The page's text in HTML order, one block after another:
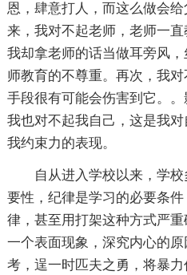
恩，肆意打人，而这么做会
来，我对不起老师，老师一
我却拿老师的话当做耳旁风
师教育的不尊重。再次，我
手段很有可能会伤害到它。
我也对不起我自己，这是我
我约束力的表现。
自从进入学校以来，学
要性，纪律是学习的必要条
律，甚至用打架这种方式严
一个表面现象，深究内心的
考，逞一时匹夫之勇，将暴